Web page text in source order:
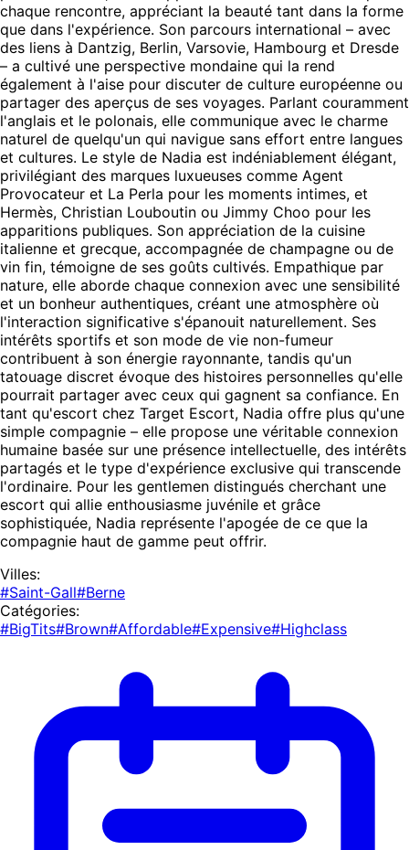
chaque rencontre, appréciant la beauté tant dans la forme
que dans l'expérience. Son parcours international – avec
des liens à Dantzig, Berlin, Varsovie, Hambourg et Dresde
– a cultivé une perspective mondaine qui la rend
également à l'aise pour discuter de culture européenne ou
partager des aperçus de ses voyages. Parlant couramment
l'anglais et le polonais, elle communique avec le charme
naturel de quelqu'un qui navigue sans effort entre langues
et cultures. Le style de Nadia est indéniablement élégant,
privilégiant des marques luxueuses comme Agent
Provocateur et La Perla pour les moments intimes, et
Hermès, Christian Louboutin ou Jimmy Choo pour les
apparitions publiques. Son appréciation de la cuisine
italienne et grecque, accompagnée de champagne ou de
vin fin, témoigne de ses goûts cultivés. Empathique par
nature, elle aborde chaque connexion avec une sensibilité
et un bonheur authentiques, créant une atmosphère où
l'interaction significative s'épanouit naturellement. Ses
intérêts sportifs et son mode de vie non-fumeur
contribuent à son énergie rayonnante, tandis qu'un
tatouage discret évoque des histoires personnelles qu'elle
pourrait partager avec ceux qui gagnent sa confiance. En
tant qu'escort chez Target Escort, Nadia offre plus qu'une
simple compagnie – elle propose une véritable connexion
humaine basée sur une présence intellectuelle, des intérêts
partagés et le type d'expérience exclusive qui transcende
l'ordinaire. Pour les gentlemen distingués cherchant une
escort qui allie enthousiasme juvénile et grâce
sophistiquée, Nadia représente l'apogée de ce que la
compagnie haut de gamme peut offrir.
Villes:
#Saint-Gall#Berne
Catégories:
#BigTits#Brown#Affordable#Expensive#Highclass